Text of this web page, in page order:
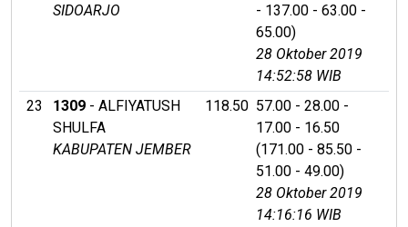
SIDOARJO
- 137.00 - 63.00 -
65.00)
28 Oktober 2019
14:52:58 WIB
23
1309 - ALFIYATUSH
SHULFA
KABUPATEN JEMBER
118.50 57.00 - 28.00 -
17.00 - 16.50
(171.00 - 85.50 -
51.00 - 49.00)
28 Oktober 2019
14:16:16 WIB